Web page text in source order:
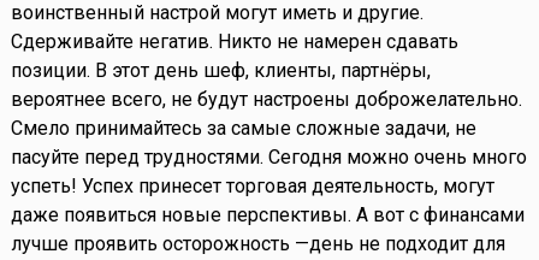
воинственный настрой могут иметь и другие.
Сдерживайте негатив. Никто не намерен сдавать
позиции. В этот день шеф, клиенты, партнёры,
вероятнее всего, не будут настроены доброжелательно.
Смело принимайтесь за самые сложные задачи, не
пасуйте перед трудностями. Сегодня можно очень много
успеть! Успех принесет торговая деятельность, могут
даже появиться новые перспективы. А вот с финансами
лучше проявить осторожность —день не подходит для